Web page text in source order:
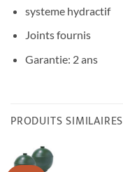
systeme hydractif
Joints fournis
Garantie: 2 ans
PRODUITS SIMILAIRES